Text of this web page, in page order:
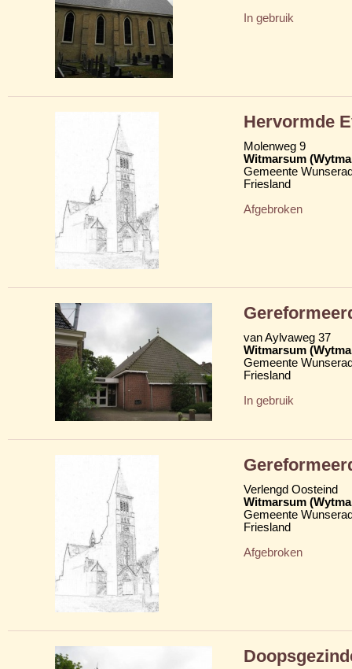
In gebruik
Hervormde
Molenweg 9
Witmarsum
Gemeente
Friesland
Afgebroken
van Aylvaweg 37
Witmarsum
Gemeente
Friesland
In gebruik
Verlengd Oosteind
Witmarsum
Gemeente
Friesland
Afgebroken